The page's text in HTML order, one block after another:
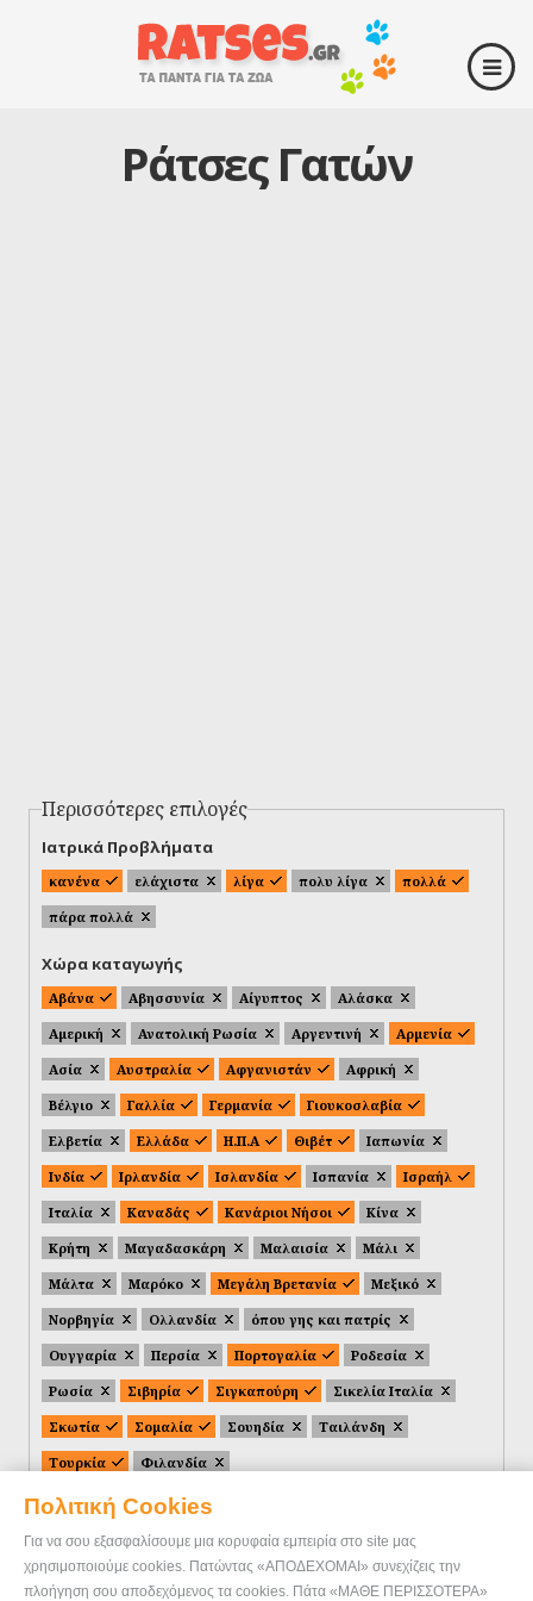
Πολιτική Cookies
Για να σου εξασφαλίσουμε μια κορυφαία εμπειρία στο site μας
χρησιμοποιούμε cookies. Πατώντας «ΑΠΟΔΕΧΟΜΑΙ» συνεχίζεις την
πλοήγηση σου αποδεχόμενος τα cookies. Πάτα «ΜΑΘΕ ΠΕΡΙΣΣΟΤΕΡΑ»
Ράτσες Γατών
Περισσότερες επιλογές
Ιατρικά Προβλήματα
κανένα ελάχιστα λίγα πολυ λίγα
πολλά
πάρα πολλά
Χώρα καταγωγής
Αβάνα Αβησσυνία Αίγυπτος
Αλάσκα
Αμερική
Ανατολική Ρωσία Αργεντινή
Αρμενία
Ασία
Αυστραλία Αφγανιστάν
Αφρική
Βέλγιο
Γαλλία Γερμανία
Γιουκοσλαβία
Ελβετία
Ελλάδα Η.Π.Α Θιβέτ
Ιαπωνία
Ινδία
Ιρλανδία Ισλανδία Ισπανία
Ισραήλ
Ιταλία
Καναδάς Κανάριοι Νήσοι
Κίνα
Κρήτη
Μαγαδασκάρη Μαλαισία
Μάλι
Μάλτα
Μαρόκο Μεγάλη Βρετανία
Μεξικό
Νορβηγία
Ολλανδία
όπου γης και πατρίς
Ουγγαρία
Περσία Πορτογαλία
Ροδεσία
Ρωσία
Σιβηρία Σιγκαπούρη
Σικελία Ιταλία
Σκωτία
Σομαλία Σουηδία
Ταιλάνδη
Τουρκία
Φιλανδία